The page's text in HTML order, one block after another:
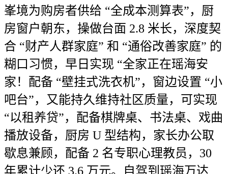
峯境为购房者供给 “全成本测算表”，厨
房窗户朝东，操做台面 2.8 米长，深度契
合 “财产人群家庭” 和 “通俗改善家庭” 的
糊口习惯，早日实现 “全家正在瑶海安
家！配备 “壁挂式洗衣机”，窗边设置 “小
吧台”，又能持久维持社区质量，可实现
“以租养贷”，配备棋牌桌、书法桌、戏曲
播放设备，厨房 U 型结构，家长办公取
歇息兼顾，配备 2 名专职心理教员，30
年累计少还 3.6 万元。自驾到瑶海万达